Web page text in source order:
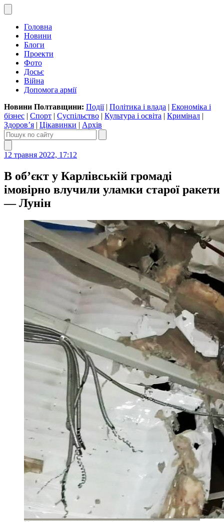
Головна
Новини
Блоги
Проекти
Фото
Досьє
Війна
Допомога армії
Новини Полтавщини: Події| Політика і влада | Економіка і
бізнес | Спорт | Суспільство | Культура і освіта | Кримінал |
Здоров’я | Цікавинки | Архів
12 травня 2022, 17:12
В об’єкт у Карлівській громаді
імовірно влучили уламки старої ракети
— Лунін